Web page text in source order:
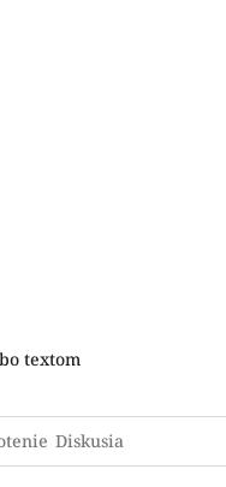
textom
Diskusia